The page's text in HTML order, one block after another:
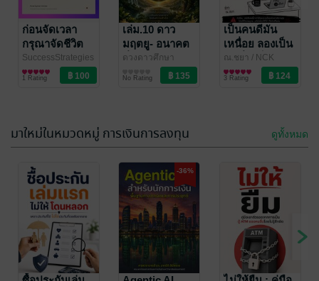
ก่อนจัดเวลา
กรุณาจัดชีวิต
SuccessStrategies
กลยุทธ์แห่งความ
สำเร็จ
พัฒนาตนเอง
1 Rating
เล่ม.10 ดาว
มฤตยู- อนาคต
ที่คุณสร้างได้
ดวงดาวศึกษา
พัฒนาตนเอง
No Rating
เป็นคนดีมัน
เหนื่อย ลองเป็น
คนชั่วดูก็ไม่เลว
ณ.ชยา / NCK
Publishing Group
พัฒนาตนเอง
3 Rating
มาใหม่ในหมวดหมู่ การเงินการลงทุน ดูทั้งหมด
-36%